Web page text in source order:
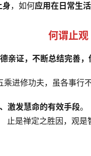
身，如何应用在日常生活
何谓止观
亲证，不断总结完善
乘进修功夫，虽各事行
激发慧命的有效手段。
止是禅定之胜因，观是